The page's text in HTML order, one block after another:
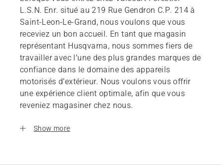
L.S.N. Enr. situé au 219 Rue Gendron C.P. 214 à
Saint-Leon-Le-Grand, nous voulons que vous
receviez un bon accueil. En tant que magasin
représentant Husqvarna, nous sommes fiers de
travailler avec l’une des plus grandes marques de
confiance dans le domaine des appareils
motorisés d’extérieur. Nous voulons vous offrir
une expérience client optimale, afin que vous
reveniez magasiner chez nous.
Show more